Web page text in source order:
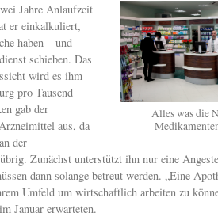
Alles was die
Jahre Anlaufzeit
er einkalkuliert,
haben – und –
schieben. Das
wird es ihm
pro Tausend
gab der
aus, da
der
Zunächst unterstützt ihn nur eine
dann solange betreut werden. „Eine
Umfeld um wirtschaftlich arbeiten zu
Januar erwarteten.